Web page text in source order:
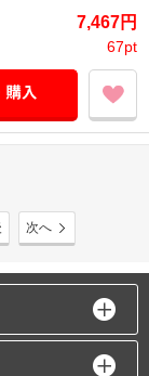
7,467円
67pt
次へ